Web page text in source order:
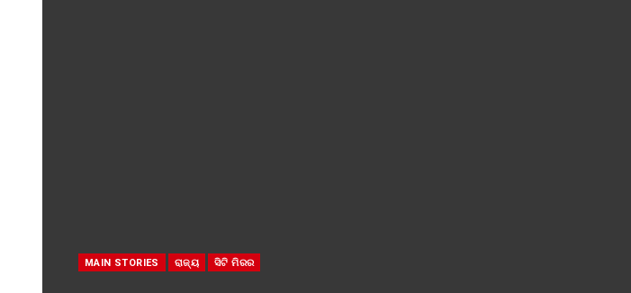
MAIN STORIES ରାଜ୍ୟ ସିଟି ମିରର